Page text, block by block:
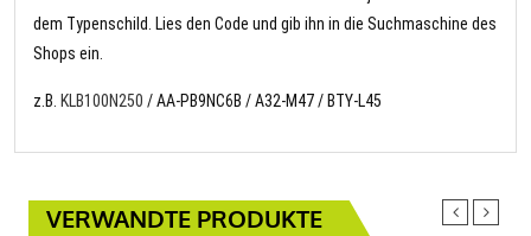
dem Typenschild. Lies den Code und gib ihn in die Suchmaschine des
Shops ein.
z.B. KLB100N250 / AA-PB9NC6B / A32-M47 / BTY-L45
VERWANDTE PRODUKTE